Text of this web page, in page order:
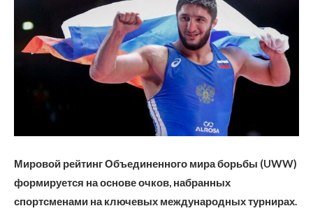
Мировой рейтинг Объединенного мира борьбы (UWW)
формируется на основе очков, набранных
спортсменами на ключевых международных турнирах.